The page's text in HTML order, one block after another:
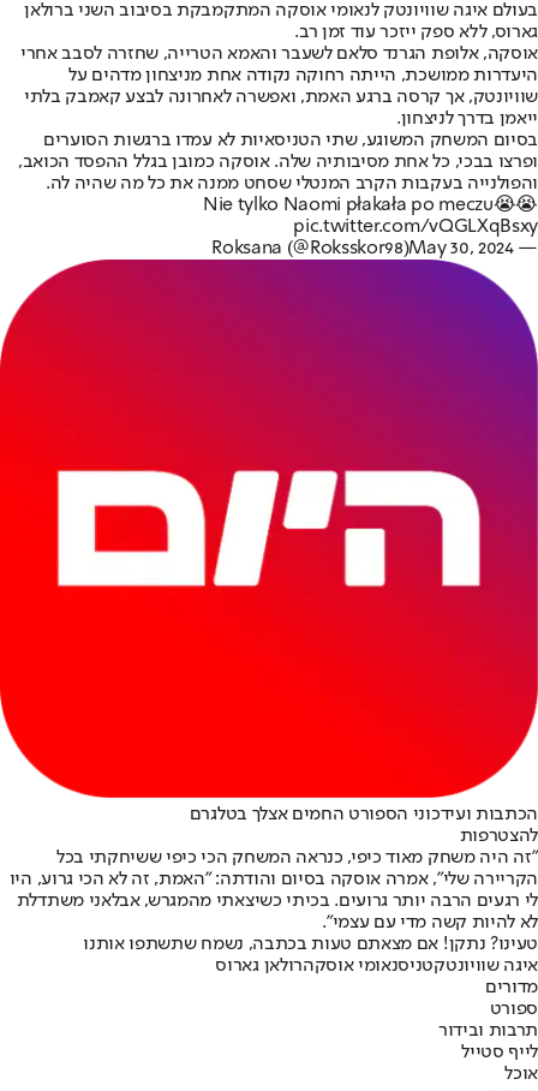
בעולם איגה שוויונטק לנאומי אוסקה המתקמבקת בסיבוב השני ברולאן
גארוס, ללא ספק ייזכר עוד זמן רב.
אוסקה, אלופת הגרנד סלאם לשעבר והאמא הטרייה, שחזרה לסבב אחרי
היעדרות ממושכת, הייתה רחוקה נקודה אחת מניצחון מדהים על
שוויונטק, אך קרסה ברגע האמת, ואפשרה לאחרונה לבצע קאמבק בלתי
ייאמן בדרך לניצחון.
בסיום המשחק המשוגע, שתי הטניסאיות לא עמדו ברגשות הסוערים
ופרצו בבכי, כל אחת מסיבותיה שלה. אוסקה כמובן בגלל ההפסד הכואב,
והפולנייה בעקבות הקרב המנטלי שסחט ממנה את כל מה שהיה לה.
Nie tylko Naomi płakała po meczu😭😭
pic.twitter.com/vQGLXqBsxy
— Roksana (@Roksskor98)
May 30, 2024
הכתבות ועידכוני הספורט החמים אצלך בטלגרם
להצטרפות
"זה היה משחק מאוד כיפי, כנראה המשחק הכי כיפי ששיחקתי בכל
הקריירה שלי", אמרה אוסקה בסיום והודתה: "האמת, זה לא הכי גרוע, היו
לי רגעים הרבה יותר גרועים. בכיתי כשיצאתי מהמגרש, אבלאני משתדלת
לא להיות קשה מדי עם עצמי".
טעינו? נתקן! אם מצאתם טעות בכתבה, נשמח שתשתפו אותנו
איגה שוויונטקטניסנאומי אוסקהרולאן גארוס
מדורים
ספורט
תרבות ובידור
לייף סטייל
אוכל